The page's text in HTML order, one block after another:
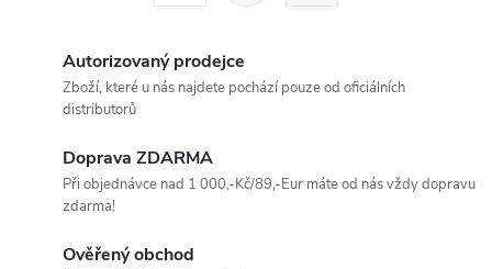
Autorizovaný prodejce
Zboží, které u nás najdete pochází pouze od oficiálních
distributorů
Doprava ZDARMA
Při objednávce nad 1 000,-Kč/89,-Eur máte od nás vždy dopravu
zdarma!
Ověřený obchod